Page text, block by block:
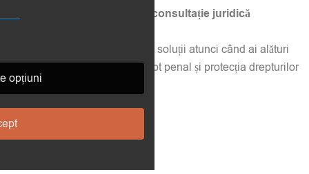
Contactează-ne pentru o consultație juridică
🔍 Cazurile de contrabandă au soluții atunci când ai alături
un avocat cu experiență în drept penal și protecția drepturilor
fundamentale.
opțiuni